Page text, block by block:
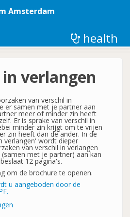
Amsterdam
health
verlangen
van verschil in
er samen met je partner aan
meer of minder zin heeft
Er is sprake van verschil in
minder zin krijgt om te vrijen
zin heeft dan de ander. In de
verlangen' wordt dieper
van verschil in verlangen
met je partner) aan kan
12 pagina's.
om de brochure te openen.
u aangeboden door de